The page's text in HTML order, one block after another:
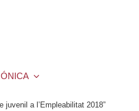
a l’Empleabilitat 2018”